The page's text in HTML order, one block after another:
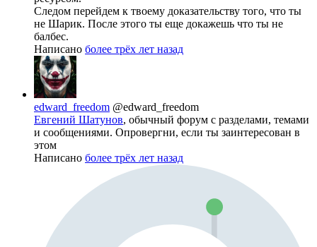
Следом перейдем к твоему доказательству того, что ты
не Шарик. После этого ты еще докажешь что ты не
балбес.
Написано более трёх лет назад
edward_freedom @edward_freedom
Евгений Шатунов, обычный форум с разделами, темами
и сообщениями. Опровергни, если ты заинтересован в
этом
Написано более трёх лет назад